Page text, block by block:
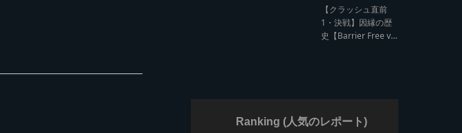
ー】
【クラッシュ直前
1・決戦】因縁の歴
史【Barrier Free vs
Ranking (人気のレポート)